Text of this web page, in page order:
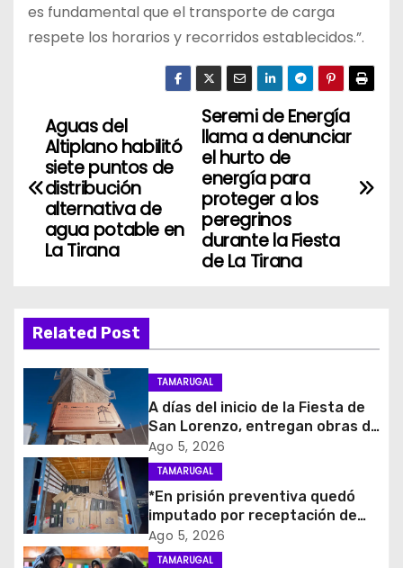
es fundamental que el transporte de carga
respete los horarios y recorridos establecidos.”.
N
v
a
c
ó
n
d
e
Seremi de Energía
llama a denunciar
el hurto de
energía para
proteger a los
peregrinos
durante la Fiesta
de La Tirana
Aguas del
Altiplano habilitó
siete puntos de
distribución
alternativa de
agua potable en
La Tirana
Related Post
TAMARUGAL
A días del inicio de la Fiesta de
San Lorenzo, entregan obras de
emergencia para resguardar su
histórico campanario
Ago 5, 2026
TAMARUGAL
*En prisión preventiva quedó
imputado por receptación de
cigarrillos avaluados en $1.600
millones*
Ago 5, 2026
TAMARUGAL